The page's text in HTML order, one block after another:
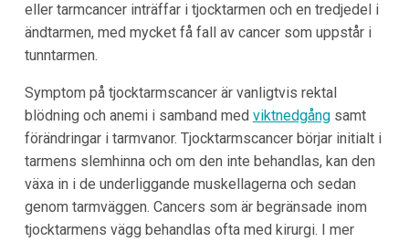
eller tarmcancer inträffar i tjocktarmen och en tredjedel i
ändtarmen, med mycket få fall av cancer som uppstår i
tunntarmen.
Symptom på tjocktarmscancer är vanligtvis rektal
blödning och anemi i samband med viktnedgångsamt
förändringar i tarmvanor. Tjocktarmscancer börjar initialt i
tarmens slemhinna och om den inte behandlas, kan den
växa in i de underliggande muskellagerna och sedan
genom tarmväggen. Cancers som är begränsade inom
tjocktarmens vägg behandlas ofta med kirurgi. I mer